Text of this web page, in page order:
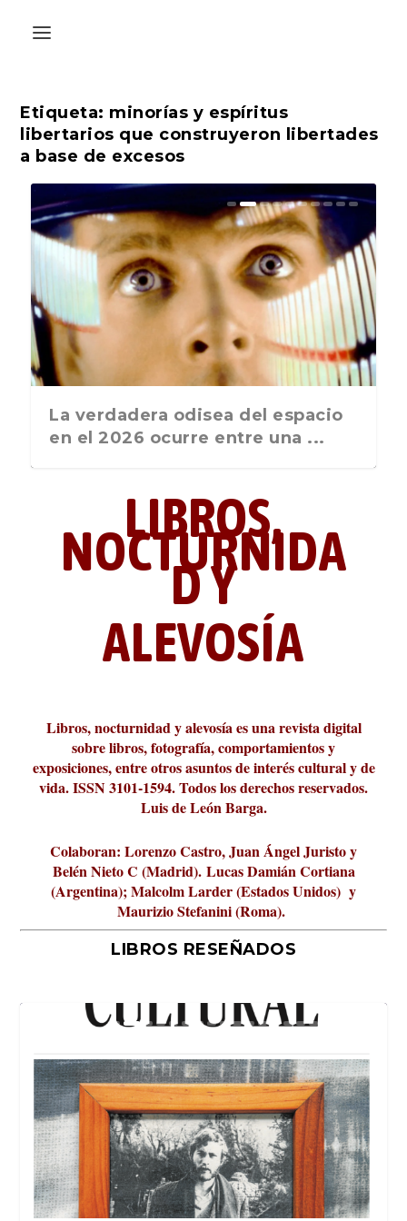
Etiqueta: minorías y espíritus
libertarios que construyeron libertades
a base de excesos
La última postal de la temporada
nos recuerda que nos vamos ...
La verdadera odisea del espacio
en el 2026 ocurre entre una ...
Liber 2026 al Fomento de la Le...
Revista Cultural Turia, númer...
10.000 pasos al día? Lo que d...
paisajística del mar de Sicil...
París
metafísicos de la novela ne...
LIBROS,
NOCTURNIDA
D Y
ALEVOSÍA
Libros, nocturnidad y alevosía es una revista digital
sobre libros, fotografía, comportamientos y
exposiciones, entre otros asuntos de interés cultural y de
vida. ISSN 3101-1594. Todos los derechos reservados.
Luis de León Barga.
Colaboran: Lorenzo Castro, Juan Ángel Juristo y
Belén Nieto C (Madrid). Lucas Damián Cortiana
(Argentina); Malcolm Larder (Estados Unidos) y
Maurizio Stefanini (Roma).
LIBROS RESEÑADOS